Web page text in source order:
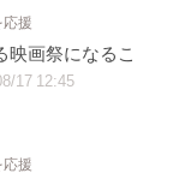
援
映画祭になるこ
17 12:45
援